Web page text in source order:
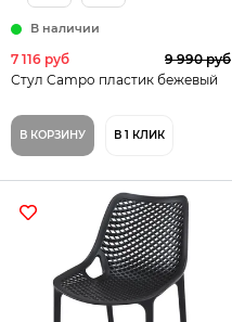
В наличии
7 116 руб
9 990 руб
Стул Campo пластик бежевый
В КОРЗИНУ В 1 КЛИК